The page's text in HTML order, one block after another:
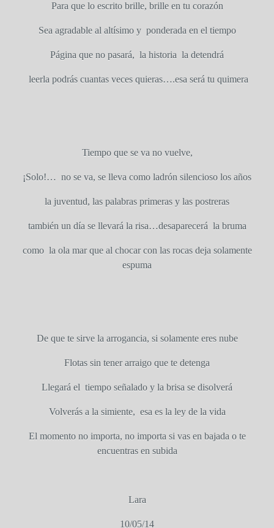
Para que lo escrito brille, brille en tu corazón
Sea agradable al altísimo y ponderada en el tiempo
Página que no pasará, la historia la detendrá
leerla podrás cuantas veces quieras….esa será tu quimera
Tiempo que se va no vuelve,
¡Solo!… no se va, se lleva como ladrón silencioso los años
la juventud, las palabras primeras y las postreras
también un día se llevará la risa…desaparecerá la bruma
como la ola mar que al chocar con las rocas deja solamente
espuma
De que te sirve la arrogancia, si solamente eres nube
Flotas sin tener arraigo que te detenga
Llegará el tiempo señalado y la brisa se disolverá
Volverás a la simiente, esa es la ley de la vida
El momento no importa, no importa si vas en bajada o te
encuentras en subida
Lara
10/05/14